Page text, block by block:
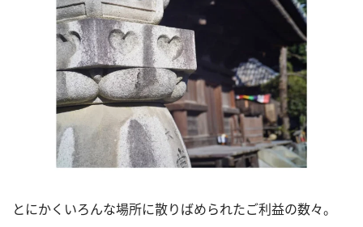
とにかくいろんな場所に散りばめられたご利益の数々。